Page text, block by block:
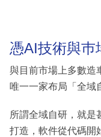
憑AI技術與巿
與目前市場上多數造
唯一一家布局「全域
所謂全域自研，就是
打造，軟件從代碼開